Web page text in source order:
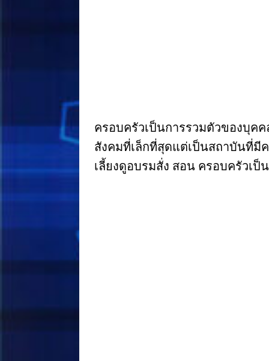
ครอบครัวเป็นการรวมตัวของบุค
สังคมที่เล็กที่สุดแต่เป็นสถาบันที่มี
เลี้ยงดูอบรมสั่ง สอน ครอบครัวเ